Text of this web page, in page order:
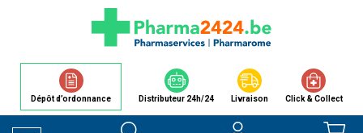
Dépôt d’ordonnance Distributeur 24h/24 Livraison Click & Collect